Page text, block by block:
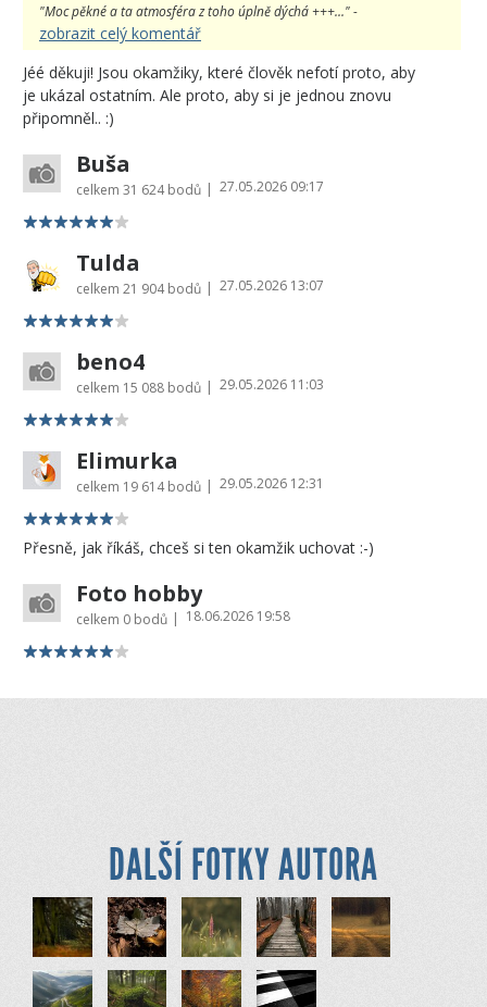
"Moc pěkné a ta atmosféra z toho úplně dýchá +++..." -
zobrazit celý komentář
Jéé děkuji! Jsou okamžiky, které člověk nefotí proto, aby
je ukázal ostatním. Ale proto, aby si je jednou znovu
připomněl.. :)
Buša
celkem 31 624 bodů | 27.05.2026 09:17
Tulda
celkem 21 904 bodů | 27.05.2026 13:07
beno4
celkem 15 088 bodů | 29.05.2026 11:03
Elimurka
celkem 19 614 bodů | 29.05.2026 12:31
Přesně, jak říkáš, chceš si ten okamžik uchovat :-)
Foto hobby
celkem 0 bodů | 18.06.2026 19:58
DALŠÍ FOTKY AUTORA